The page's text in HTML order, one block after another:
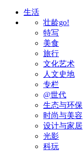
生活
壮龄go!
特写
美食
旅行
文化艺术
人文史地
专栏
@世代
生态与环保
时尚与美容
设计与家居
光影
科玩